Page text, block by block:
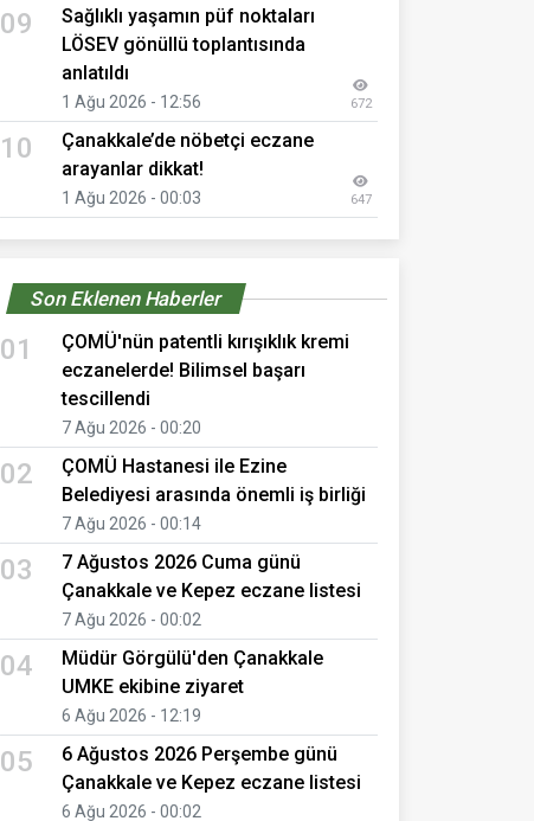
09
Sağlıklı yaşamın püf noktaları
LÖSEV gönüllü toplantısında
anlatıldı
1 Ağu 2026 - 12:56 672
10
Çanakkale’de nöbetçi eczane
arayanlar dikkat!
1 Ağu 2026 - 00:03 647
Son Eklenen Haberler
01
ÇOMÜ'nün patentli kırışıklık kremi
eczanelerde! Bilimsel başarı
tescillendi
7 Ağu 2026 - 00:20
02
ÇOMÜ Hastanesi ile Ezine
Belediyesi arasında önemli iş birliği
7 Ağu 2026 - 00:14
03
7 Ağustos 2026 Cuma günü
Çanakkale ve Kepez eczane listesi
7 Ağu 2026 - 00:02
04
Müdür Görgülü'den Çanakkale
UMKE ekibine ziyaret
6 Ağu 2026 - 12:19
05
6 Ağustos 2026 Perşembe günü
Çanakkale ve Kepez eczane listesi
6 Ağu 2026 - 00:02